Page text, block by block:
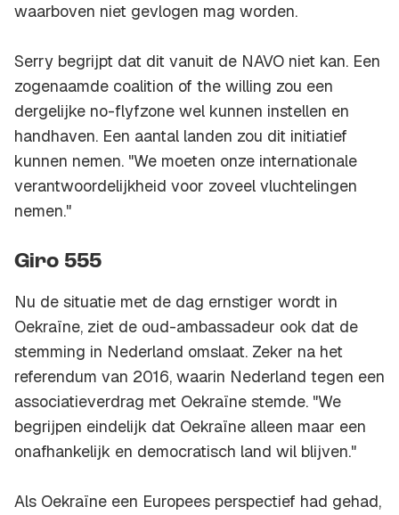
waarboven niet gevlogen mag worden.
Serry begrijpt dat dit vanuit de NAVO niet kan. Een
zogenaamde coalition of the willing zou een
dergelijke no-flyfzone wel kunnen instellen en
handhaven. Een aantal landen zou dit initiatief
kunnen nemen. "We moeten onze internationale
verantwoordelijkheid voor zoveel vluchtelingen
nemen."
Giro 555
Nu de situatie met de dag ernstiger wordt in
Oekraïne, ziet de oud-ambassadeur ook dat de
stemming in Nederland omslaat. Zeker na het
referendum van 2016, waarin Nederland tegen een
associatieverdrag met Oekraïne stemde. "We
begrijpen eindelijk dat Oekraïne alleen maar een
onafhankelijk en democratisch land wil blijven."
Als Oekraïne een Europees perspectief had gehad,